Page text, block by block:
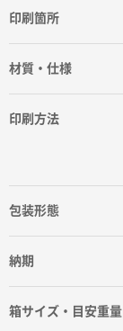
印刷箇所
材質・仕様
印刷方法
包装形態
納期
箱サイズ・目安重量